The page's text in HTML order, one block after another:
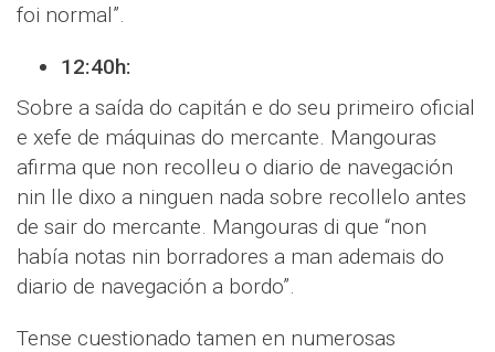
foi normal”.
12:40h:
Sobre a saída do capitán e do seu primeiro oficial
e xefe de máquinas do mercante. Mangouras
afirma que non recolleu o diario de navegación
nin lle dixo a ninguen nada sobre recollelo antes
de sair do mercante. Mangouras di que “non
había notas nin borradores a man ademais do
diario de navegación a bordo”.
Tense cuestionado tamen en numerosas